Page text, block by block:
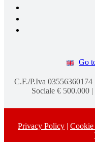
Go
C.F./P.Iva
Sociale € 500.000
Privacy Policy |